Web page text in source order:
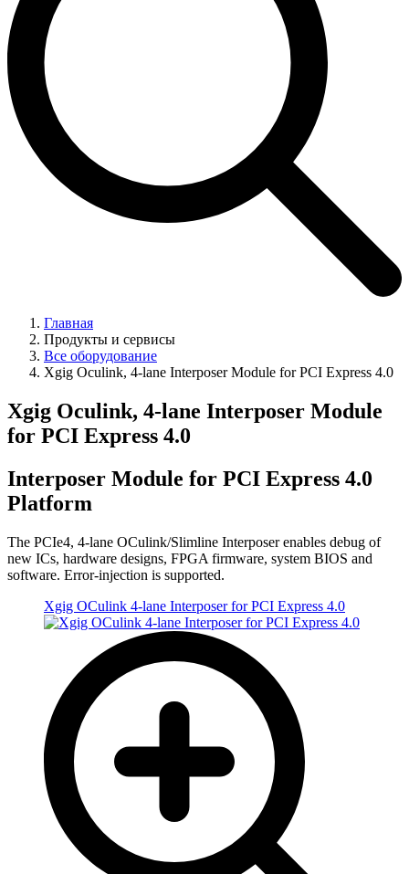
Главная
Продукты и сервисы
Все оборудование
Xgig Oculink, 4-lane Interposer Module for PCI Express 4.0
Xgig Oculink, 4-lane Interposer Module
for PCI Express 4.0
Interposer Module for PCI Express 4.0
Platform
The PCIe4, 4-lane OCulink/Slimline Interposer enables debug of
new ICs, hardware designs, FPGA firmware, system BIOS and
software. Error-injection is supported.
Xgig OCulink 4-lane Interposer for PCI Express 4.0